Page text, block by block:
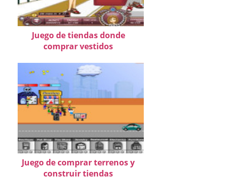
Juego de tiendas donde
comprar vestidos
Juego de comprar terrenos y
construir tiendas